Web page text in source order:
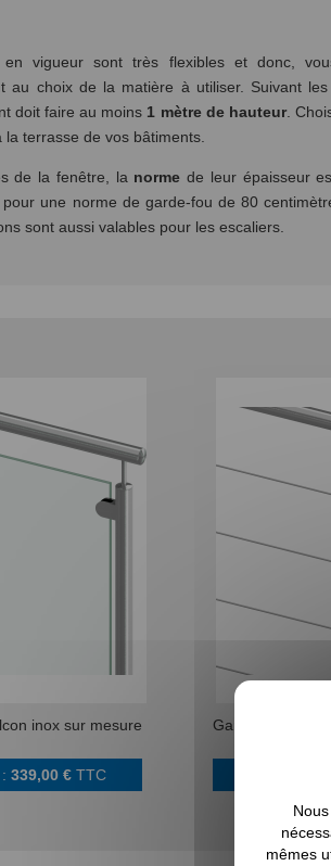
vigueur sont très flexibles et donc,
au choix de la matière à utiliser. Suivant
doit faire au moins 1 mètre de hauteur.
la terrasse de vos bâtiments.
de la fenêtre, la norme de leur épaisseur
une norme de garde-fou de 80
sont aussi valables pour les escaliers.
inox sur mesure
:339,00 € TTC
Garde-corps
mêmes